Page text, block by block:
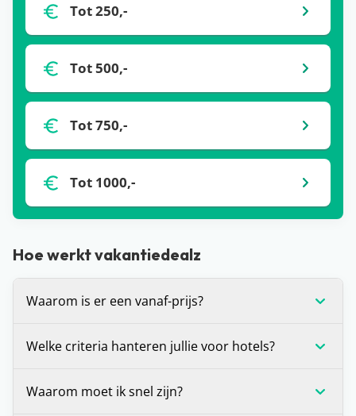
Tot 250,-
Tot 500,-
Tot 750,-
Tot 1000,-
Hoe werkt vakantiedealz
Waarom is er een vanaf-prijs?
op dat moment de laagste prijs voor de vakantie
bepaalde vertrekdatum of vertrekperiode. Heb je
Welke criteria hanteren jullie voor hotels?
willen verblijven? Is het antwoord ‘ja’? Dan
Waarom moet ik snel zijn?